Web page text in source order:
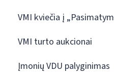
VMI kviečia į
VMI turto aukcionai
Įmonių VDU palyginimas